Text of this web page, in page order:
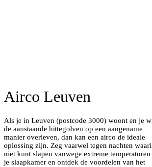
Airco Leuven
Als je in Leuven (postcode 3000) woont en je
de aanstaande hittegolven op een aangename
manier overleven, dan kan een airco de ideale
oplossing zijn. Zeg vaarwel tegen nachten
niet kunt slapen vanwege extreme temperaturen
je slaapkamer en ontdek de voordelen van het